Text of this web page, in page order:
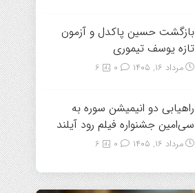
بازگشت حسین پاکدل و آزمون
تازه یوسف تیموری
مرداد ۱۶, ۱۴۰۵ 6
راهیابی دو انیمیشن سوره به
سی‌امین جشنواره فیلم رود آیلند
مرداد ۱۶, ۱۴۰۵ 6